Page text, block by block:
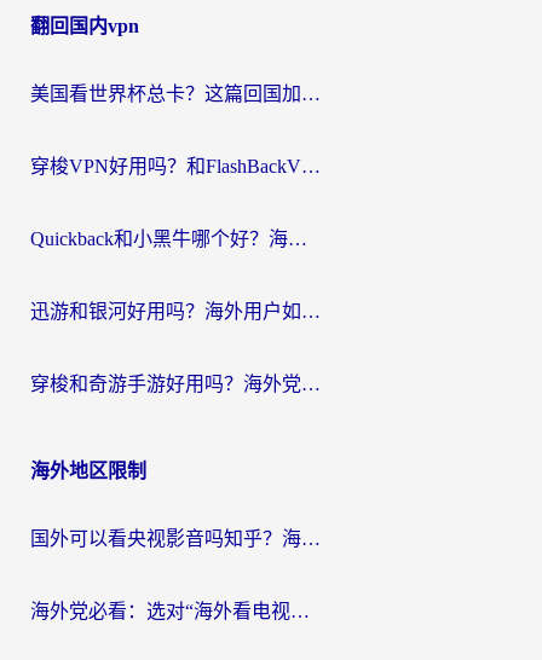
导
翻回国内vpn
美国看世界杯总卡？这篇回国加速器指南帮你无缝刷国内资源（附苹果手机VPN设置步骤）
穿梭VPN好用吗？和FlashBackVPN对比哪个回国效果更好？
Quickback和小黑牛哪个好？海外党亲测指南，选对回国加速器秒回国内
迅游和银河好用吗？海外用户如何选择回国加速器实现无缝访问国内资源
穿梭和奇游手游好用吗？海外党亲测3款回国加速器，附蜜蜂加速器七天试用攻略
海外地区限制
国外可以看央视影音吗知乎？海外党亲测有效的回国加速方案
海外党必看：选对“海外看电视剧软件”，再也不用愁国内剧刷不了